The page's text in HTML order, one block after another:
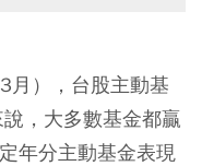
），台股主動基
，大多數基金都贏
年分主動基金表現